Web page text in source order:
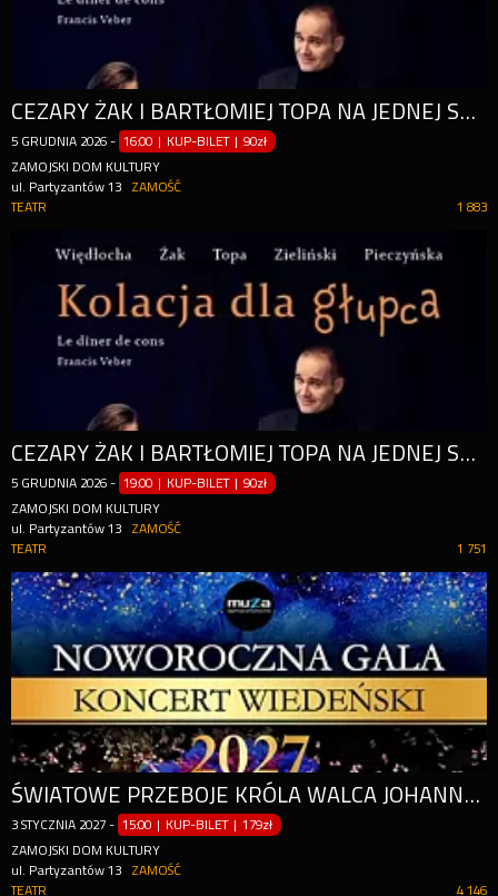
CEZARY ŻAK I BARTŁOMIEJ TOPA NA JEDNEJ SCENIE!
5 GRUDNIA 2026 - 16:00 | KUP-BILET |90zł
ZAMOJSKI DOM KULTURY
ul. Partyzantów 13
ZAMOŚĆ
1 883
TEATR
CEZARY ŻAK I BARTŁOMIEJ TOPA NA JEDNEJ SCENIE!
5 GRUDNIA 2026 - 19:00 | KUP-BILET |90zł
ZAMOJSKI DOM KULTURY
ul. Partyzantów 13
ZAMOŚĆ
1 751
TEATR
ŚWIATOWE PRZEBOJE KRÓLA WALCA JOHANNA STRAUSSA I NIE TYLKO...
3 STYCZNIA 2027 - 15:00 | KUP-BILET |179zł
ZAMOJSKI DOM KULTURY
ul. Partyzantów 13
ZAMOŚĆ
4 146
TEATR